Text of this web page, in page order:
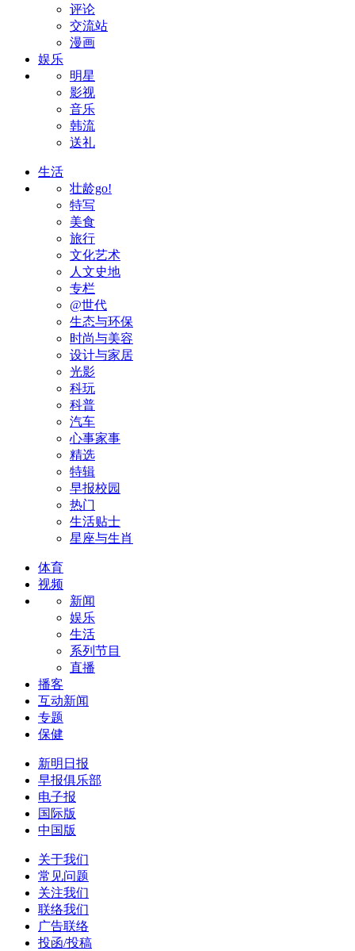
评论
交流站
漫画
娱乐
明星
影视
音乐
韩流
送礼
生活
壮龄go!
特写
美食
旅行
文化艺术
人文史地
专栏
@世代
生态与环保
时尚与美容
设计与家居
光影
科玩
科普
汽车
心事家事
精选
特辑
早报校园
热门
生活贴士
星座与生肖
体育
视频
新闻
娱乐
生活
系列节目
直播
播客
互动新闻
专题
保健
新明日报
早报俱乐部
电子报
国际版
中国版
关于我们
常见问题
关注我们
联络我们
广告联络
投函/投稿